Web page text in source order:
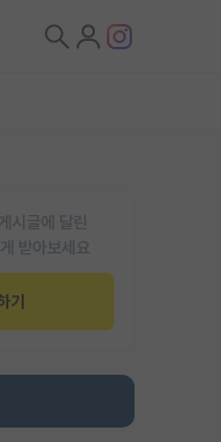
시글에 달린
받아보세요
기